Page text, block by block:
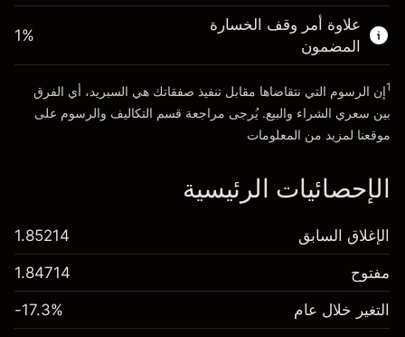
انتقل إلى المنصة
حجم الصفقة بالرافعة المالية ~
الأموال من الرافعة المالية ~ دولار
انتقل إلى المنصة
علاوة أمر وقف الخسارة
المضمون
1%
1إن الرسوم التي نتقاضاها مقابل تنفيذ صفقاتك هي السبريد، أي الفرق
بين سعري الشراء والبيع. يُرجى مراجعة قسم التكاليف والرسوم على
موقعنا لمزيد من المعلومات
الإحصائيات الرئيسية
الإغلاق السابق 1.85214
مفتوح 1.84714
التغير خلال عام -17.3%